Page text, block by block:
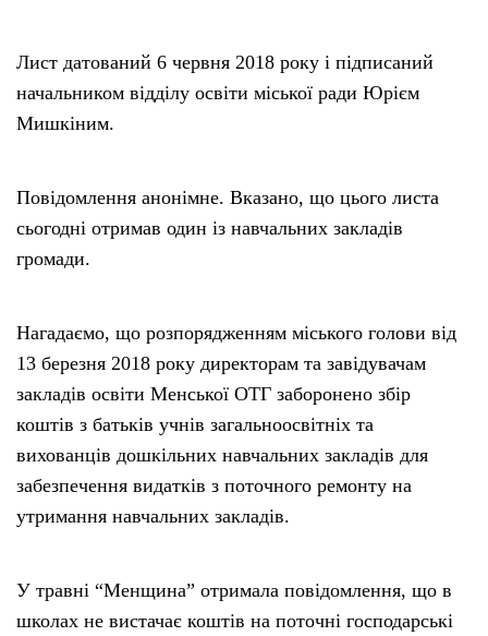
Лист датований 6 червня 2018 року і підписаний
начальником відділу освіти міської ради Юрієм
Мишкіним.
Повідомлення анонімне. Вказано, що цього листа
сьогодні отримав один із навчальних закладів
громади.
Нагадаємо, що розпорядженням міського голови від
13 березня 2018 року директорам та завідувачам
закладів освіти Менської ОТГ заборонено збір
коштів з батьків учнів загальноосвітніх та
вихованців дошкільних навчальних закладів для
забезпечення видатків з поточного ремонту на
утримання навчальних закладів.
У травні “Менщина” отримала повідомлення, що в
школах не вистачає коштів на поточні господарські